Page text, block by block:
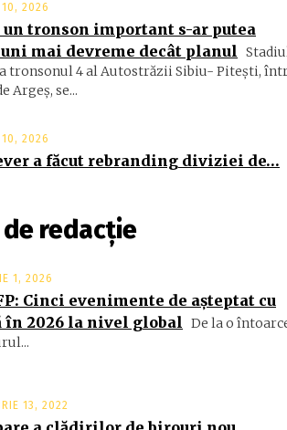
10, 2026
un tronson important s-ar putea
mai devreme decât planul
tronsonul 4 al Autostrăzii Sibiu- Piteşti,
Argeş, se...
10, 2026
a făcut rebranding diviziei de…
redacție
1, 2026
Cinci evenimente de aşteptat cu
în 2026 la nivel global De la o
13, 2022